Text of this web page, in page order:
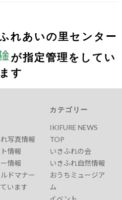
れあいの里センター
が指定管理をしてい
ます
写真情報
情報
情報
ドマナー
います
カテゴリー
IKIFURE NEWS
TOP
いきふれの会
いきふれ自然情報
おうちミュージア
ム